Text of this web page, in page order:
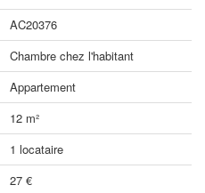
AC20376
Chambre chez l'habitant
Appartement
12 m²
1 locataire
27 €